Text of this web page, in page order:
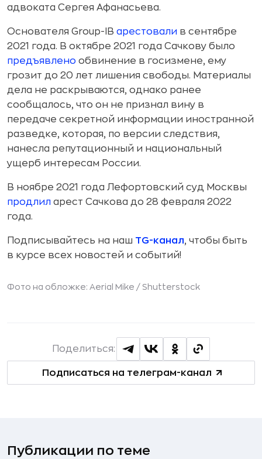
адвоката Сергея Афанасьева.
Основателя Group-IB арестовали в сентябре
2021 года. В октябре 2021 года Сачкову было
предъявлено обвинение в госизмене, ему
грозит до 20 лет лишения свободы. Материалы
дела не раскрываются, однако ранее
сообщалось, что он не признал вину в
передаче секретной информации иностранной
разведке, которая, по версии следствия,
нанесла репутационный и национальный
ущерб интересам России.
В ноябре 2021 года Лефортовский суд Москвы
продлил арест Сачкова до 28 февраля 2022
года.
Подписывайтесь на наш TG-канал, чтобы быть
в курсе всех новостей и событий!
Фото на обложке: Aerial Mike / Shutterstock
Подписаться на телеграм-канал
Поделиться:
Публикации по теме